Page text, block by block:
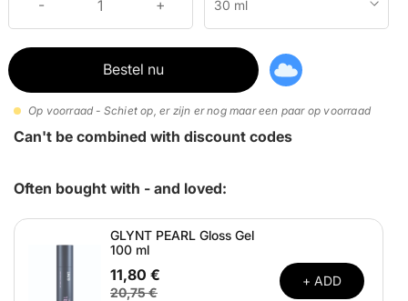
30 ml
Bestel nu
Op voorraad - Schiet op, er zijn er nog maar een paar op voorraad
Can't be combined with discount codes
Often bought with - and loved:
GLYNT PEARL Gloss Gel
100 ml
11,80 €
20,75 €
+ ADD